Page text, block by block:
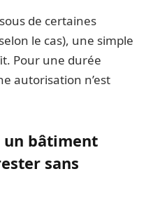
de certaines
le cas), une simple
Pour une durée
autorisation n’est
un bâtiment
sans